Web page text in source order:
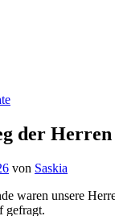
der Herren
von Saskia
waren unsere
gefragt.